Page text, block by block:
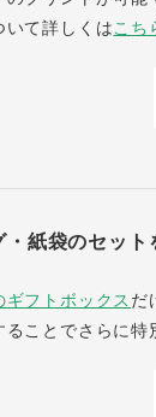
て詳しくはこち
・紙袋のセット
ギフトボックス だ
ことでさらに特